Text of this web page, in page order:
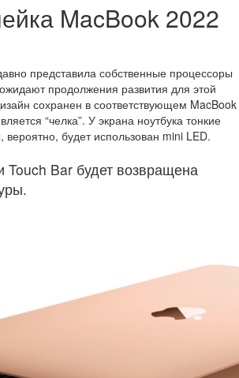
MacBook 2022
представила собственные процессоры
продолжения развития для этой
сохранен в соответствующем MacBook
“челка”. У экрана ноутбука тонкие
будет использован mini LED.
Touch Bar будет возвращена